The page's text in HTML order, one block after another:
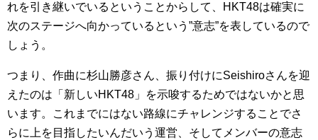
れを引き継いでいるということからして、HKT48は確実に
次のステージへ向かっているという”意志”を表しているので
しょう。
つまり、作曲に杉山勝彦さん、振り付けにSeishiroさんを迎
えたのは「新しいHKT48」を示唆するためではないかと思
います。これまでにはない路線にチャレンジすることでさ
らに上を目指したいんだいう運営、そしてメンバーの意志